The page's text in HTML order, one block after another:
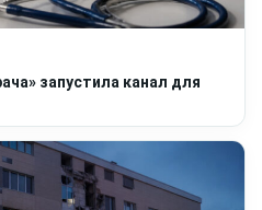
запустила канал для